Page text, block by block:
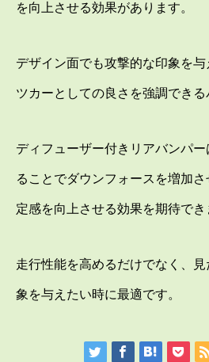
を向上させる効果があります。
デザイン面でも攻撃的な印象を
ツカーとしての良さを強調できる
ディフューザー付きリアバンパー
ることでダウンフォースを増加
定感を向上させる効果を期待でき
走行性能を高めるだけでなく、
象を与えたい時に最適です。